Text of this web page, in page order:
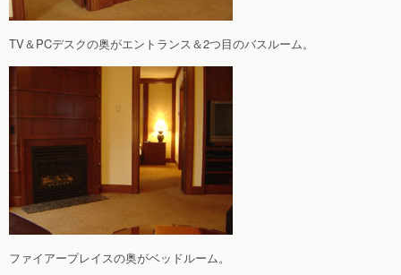
TV＆PCデスクの奥がエントランス＆2つ目のバスルーム。
ファイアープレイスの奥がベッドルーム。